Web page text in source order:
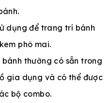
dụng để trang trí bánh
phô mai.
thường có sẵn trong
gia dụng và có thể được
bộ combo.